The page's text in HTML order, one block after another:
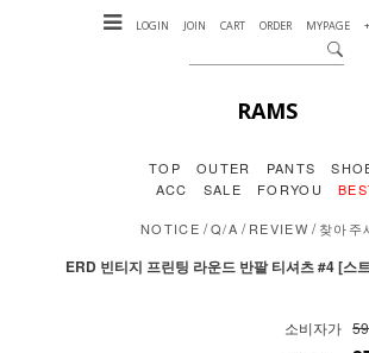
LOGIN JOIN CART ORDER MYPAGE
RAMS
TOP OUTER PANTS
ACC
SALE FORYOU
NOTICE /Q/A /REVIEW /찾아주
ERD 빈티지 프린팅 라운드 반팔 티셔츠 #4 [스
소비자가